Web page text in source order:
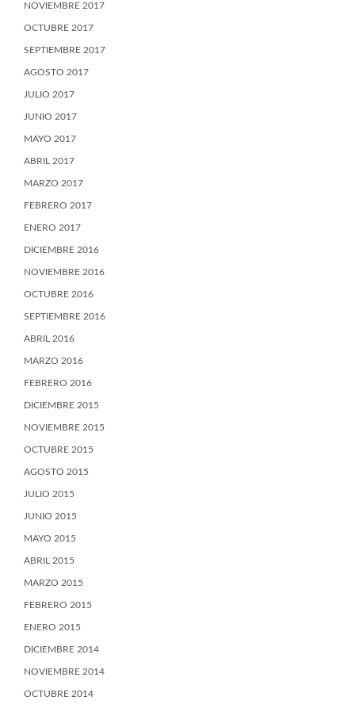
NOVIEMBRE 2017
OCTUBRE 2017
SEPTIEMBRE 2017
AGOSTO 2017
JULIO 2017
JUNIO 2017
MAYO 2017
ABRIL 2017
MARZO 2017
FEBRERO 2017
ENERO 2017
DICIEMBRE 2016
NOVIEMBRE 2016
OCTUBRE 2016
SEPTIEMBRE 2016
ABRIL 2016
MARZO 2016
FEBRERO 2016
DICIEMBRE 2015
NOVIEMBRE 2015
OCTUBRE 2015
AGOSTO 2015
JULIO 2015
JUNIO 2015
MAYO 2015
ABRIL 2015
MARZO 2015
FEBRERO 2015
ENERO 2015
DICIEMBRE 2014
NOVIEMBRE 2014
OCTUBRE 2014